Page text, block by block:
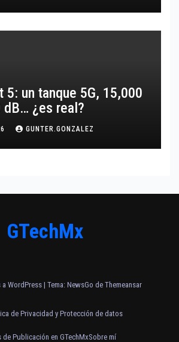
5: un tanque 5G, 15,000
dB… ¿es real?
GUNTER.GONZALEZ
GTechMx
WordPress | Tema: NewsGo de Themeansar
de Privacidad y Protección de datos
Publicación en GTechMxSobre mí